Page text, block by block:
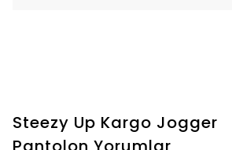
Steezy Up Kargo Jogger